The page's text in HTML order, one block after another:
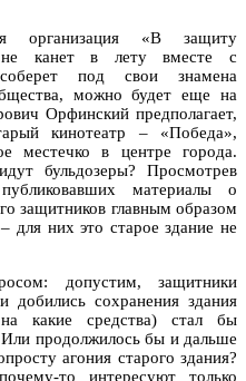
организация «В защиту
не канет в лету вместе с
под свои знамена
можно будет еще на
Орфинский предполагает,
кинотеатр – «Победа»,
местечко в центре города.
бульдозеры? Просмотрев
материалы о
защитников главным образом
для них это старое здание не
допустим, защитники
добились сохранения здания
какие средства) стал бы
Или продолжилось бы и дальше
агония старого здания?
то интересуют только